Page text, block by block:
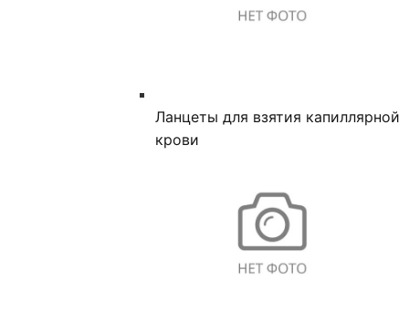
Ланцеты для взятия капиллярной
крови